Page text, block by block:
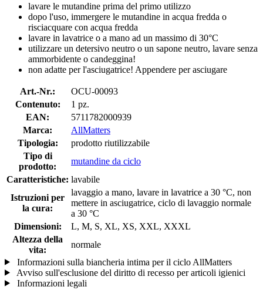
lavare le mutandine prima del primo utilizzo
dopo l'uso, immergere le mutandine in acqua fredda o
risciacquare con acqua fredda
lavare in lavatrice o a mano ad un massimo di 30°C
utilizzare un detersivo neutro o un sapone neutro, lavare senza
ammorbidente o candeggina!
non adatte per l'asciugatrice! Appendere per asciugare
Art.-Nr.:
OCU-00093
Contenuto:
1 pz.
EAN:
5711782000939
Marca:
AllMatters
Tipologia:
prodotto riutilizzabile
Tipo di
prodotto:
mutandine da ciclo
Caratteristiche: lavabile
Istruzioni per
la cura:
lavaggio a mano, lavare in lavatrice a 30 °C, non
mettere in asciugatrice, ciclo di lavaggio normale
a 30 °C
Dimensioni:
L, M, S, XL, XS, XXL, XXXL
Altezza della
vita:
normale
Informazioni sulla biancheria intima per il ciclo AllMatters
Avviso sull'esclusione del diritto di recesso per articoli igienici
Informazioni legali